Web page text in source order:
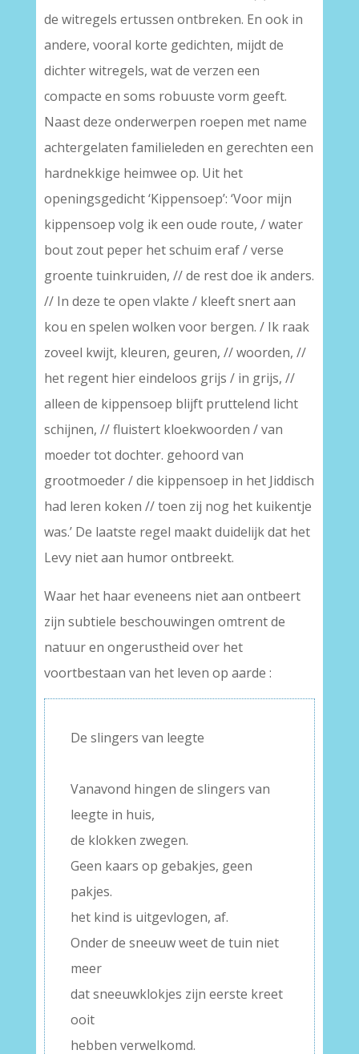
de witregels ertussen ontbreken. En ook in
andere, vooral korte gedichten, mijdt de
dichter witregels, wat de verzen een
compacte en soms robuuste vorm geeft.
Naast deze onderwerpen roepen met name
achtergelaten familieleden en gerechten een
hardnekkige heimwee op. Uit het
openingsgedicht ‘Kippensoep’: ‘Voor mijn
kippensoep volg ik een oude route, / water
bout zout peper het schuim eraf / verse
groente tuinkruiden, // de rest doe ik anders.
// In deze te open vlakte / kleeft snert aan
kou en spelen wolken voor bergen. / Ik raak
zoveel kwijt, kleuren, geuren, // woorden, //
het regent hier eindeloos grijs / in grijs, //
alleen de kippensoep blijft pruttelend licht
schijnen, // fluistert kloekwoorden / van
moeder tot dochter. gehoord van
grootmoeder / die kippensoep in het Jiddisch
had leren koken // toen zij nog het kuikentje
was.’ De laatste regel maakt duidelijk dat het
Levy niet aan humor ontbreekt.
Waar het haar eveneens niet aan ontbeert
zijn subtiele beschouwingen omtrent de
natuur en ongerustheid over het
voortbestaan van het leven op aarde :
De slingers van leegte
Vanavond hingen de slingers van
leegte in huis,
de klokken zwegen.
Geen kaars op gebakjes, geen
pakjes.
het kind is uitgevlogen, af.
Onder de sneeuw weet de tuin niet
meer
dat sneeuwklokjes zijn eerste kreet
ooit
hebben verwelkomd.